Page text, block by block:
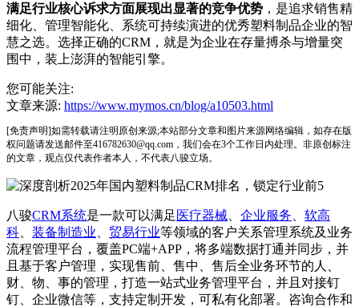
满足行业核心诉求方面展现出显著的竞争优势 ，是追求销售精
细化、管理智能化、系统可持续演进的优秀塑料制品企业的智
慧之选。选择正确的CRM，就是为企业在存量搏杀与增量突
围中，装上澎湃的智能引擎。
您可能关注:
文章来源: https://www.mymos.cn/blog/a10503.html
[免责声明]如需转载请注明原创来源;本站部分文章和图片来源网络编辑，如存在版
权问题请发送邮件至416782630@qq.com，我们会在3个工作日内处理。非原创标注
的文章，观点仅代表作者本人，不代表八骏立场。
八骏CRM系统是一款可以满足 医疗器械 企业服务
软高
科
装备制造业 贸易行业等领域的客户关系管理系统及业务
流程管理平台，覆盖PC端+APP，将多端数据打通并同步，并
且基于客户管理，实现售前、售中、售后全业务环节的人、
财、物、事的管理，打造一站式业务管理平台，并且对接钉
钉、企业微信等，支持定制开发，可私有化部署。咨询合作和